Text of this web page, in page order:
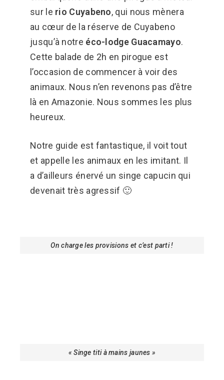
sur le rio Cuyabeno, qui nous mènera
au cœur de la réserve de Cuyabeno
jusqu’à notre éco-lodge Guacamayo.
Cette balade de 2h en pirogue est
l’occasion de commencer à voir des
animaux. Nous n’en revenons pas d’être
là en Amazonie. Nous sommes les plus
heureux.
Notre guide est fantastique, il voit tout
et appelle les animaux en les imitant. Il
a d’ailleurs énervé un singe capucin qui
devenait très agressif 🙂
On charge les provisions et c’est parti !
« Singe titi à mains jaunes »